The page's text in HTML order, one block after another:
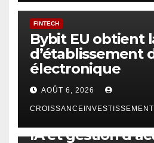
FINTECH
Bybit EU obtient
d’établissement
électronique
AOÛT 6, 2026
CROISSANCEINVESTISSEMENT
IA et gestion